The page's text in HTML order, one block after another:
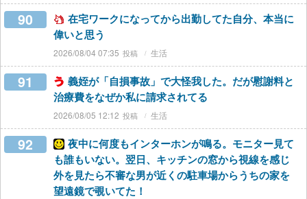
90
在宅ワークになってから出勤してた自分、本当に
偉いと思う
2026/08/04 07:35 生活
91
義姪が「自損事故」で大怪我した。だが慰謝料と
治療費をなぜか私に請求されてる
2026/08/05 12:12 生活
92
夜中に何度もインターホンが鳴る。モニター見て
も誰もいない。翌日、キッチンの窓から視線を感じ
外を見たら不審な男が近くの駐車場からうちの家を
望遠鏡で覗いてた！